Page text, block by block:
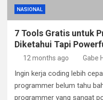
NASIONAL
7 Tools Gratis untuk
Diketahui Tapi
12 months ago Gabe
Ingin kerja coding lebih
programmer belum tahu
programmer yang sangat